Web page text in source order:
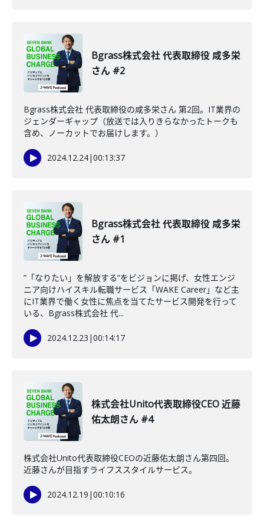
Bgrass株式会社 代表取締役 咸多栄
さん #2
Bgrass株式会社 代表取締役の咸多栄さん 第2回。IT業界の
ジェンダーギャップ（放送では入りきらなかったトークも
含め、ノーカットでお届けします。）
2024.12.24|00:13:37
Bgrass株式会社 代表取締役 咸多栄
さん #1
”「なりたい」を解放する”をビジョンに掲げ、女性エンジ
ニア向けハイスキル転職サービス「WAKE Career」など主
にIT業界で働く女性に焦点を当てたサービス開発を行って
いる、Bgrass株式会社 代...
2024.12.23 |00:14:17
株式会社Unito代表取締役CEO 近藤
佑太朗さん #4
株式会社Unito代表取締役CEOの近藤佑太朗さん第四回。
近藤さんが目指すライフススタイルサービス。
2024.12.19 |00:10:16